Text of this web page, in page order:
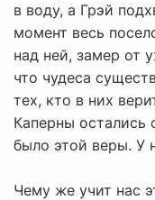
в воду, а Грэй
момент весь
над ней, замер от
что чудеса
тех, кто в них
Каперны остались
было этой веры. У
Чему же учит нас